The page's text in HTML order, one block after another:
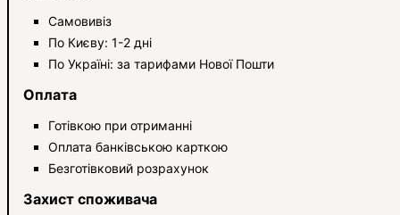
Самовивіз
По Києву: 1-2 дні
По Україні: за тарифами Нової Пошти
Оплата
Готівкою при отриманні
Оплата банківською карткою
Безготівковий розрахунок
Захист споживача